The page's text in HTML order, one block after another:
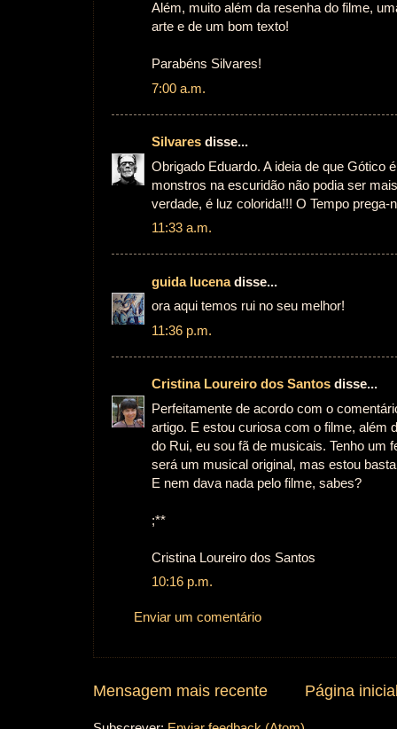
Além, muito além da resenha do filme,
arte e de um bom texto!
Parabéns Silvares!
7:00 a.m.
Silvares disse...
Obrigado Eduardo. A ideia de que Gótico
monstros na escuridão não podia ser
verdade, é luz colorida!!! O Tempo prega-
11:33 a.m.
guida lucenadisse...
ora aqui temos rui no seu melhor!
11:36 p.m.
Cristina Loureiro dos Santos disse...
Perfeitamente de acordo com o
artigo. E estou curiosa com o filme, além
do Rui, eu sou fã de musicais. Tenho um
será um musical original, mas estou
E nem dava nada pelo filme, sabes?
;**
Cristina Loureiro dos Santos
10:16 p.m.
Enviar um comentário
Mensagem mais recente Página